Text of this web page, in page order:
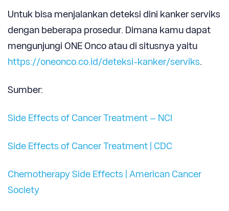
Untuk bisa menjalankan deteksi dini kanker serviks
dengan beberapa prosedur. Dimana kamu dapat
mengunjungi ONE Onco atau di situsnya yaitu
https://oneonco.co.id/deteksi-kanker/serviks.
Sumber:
Side Effects of Cancer Treatment – NCI
Side Effects of Cancer Treatment | CDC
Chemotherapy Side Effects | American Cancer
Society